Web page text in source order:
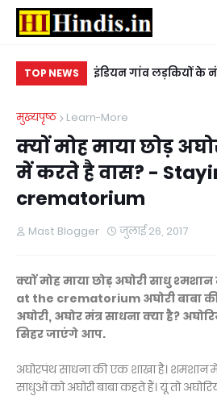
TOP NEWS
करने के लिए -
इंडियन गांव लड़कियों के
मुख्यपृष्ठ
Learn-More
क्यों मोह माया छोड़
में करते है वास? -
crematorium
Mast Blogger जुलाई 26, 2017
क्यों मोह माया छोड़ अघोरी साधु
at the crematorium अघोरी बाबा
अघोरी, अघोर मंत्र साधना क्या है?
सिहर जाएंगे आप.
अघोरपंथ साधना की एक शाखा है। शमशान
साधुओं को अघोरी बाबा कहते हैं। यूं तो